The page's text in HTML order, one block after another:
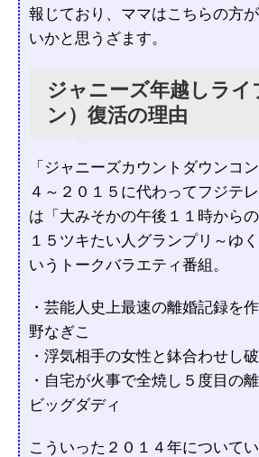
報じており、ママはこちらの方
いかと思うざます。
ジャニーズ年越しライ
ン）復活の理由
「ジャニーズカウントダウンコ
４～２０１５に代わってフジテ
は「大みそかの午後１１時から
１５ツキたい人グランプリ～ゆ
いうトークバラエティ番組。
・芸能人史上最速の離婚記録を
野なぎこ
・浮気相手の女性と鉢合わせし
・自宅が火事で全焼し５度目の
ビッグダディ
こういった２０１４年について